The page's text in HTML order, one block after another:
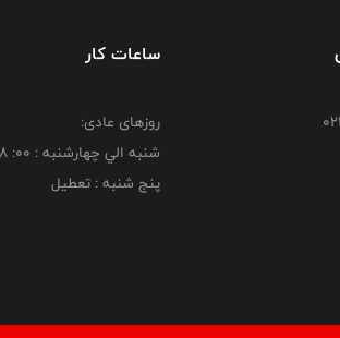
ساعات کار
روزهای عادی:
شنبه الي چهارشنبه : 00: 8 لغايت 16:00
پنج شنبه : تعطیل